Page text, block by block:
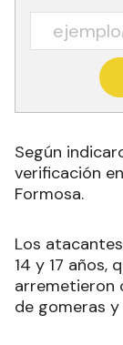
Según
verificación
Formosa.
Los
14 y 17 años,
arremetieron
de gomeras